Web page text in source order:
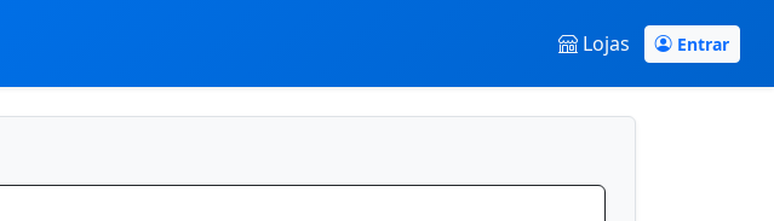
Lojas Entrar